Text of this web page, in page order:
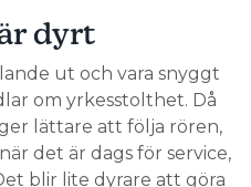
dyrt
ut och vara snyggt
om yrkesstolthet. Då
lättare att följa rören,
det är dags för service,
blir lite dyrare att göra